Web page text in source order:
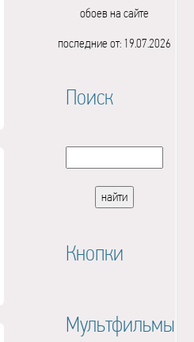
обоев на сайте
последние от: 19.07.2026
Поиск
Кнопки
Мультфильмы